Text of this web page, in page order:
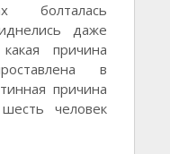
болталась
даже
причина
в
причина
человек